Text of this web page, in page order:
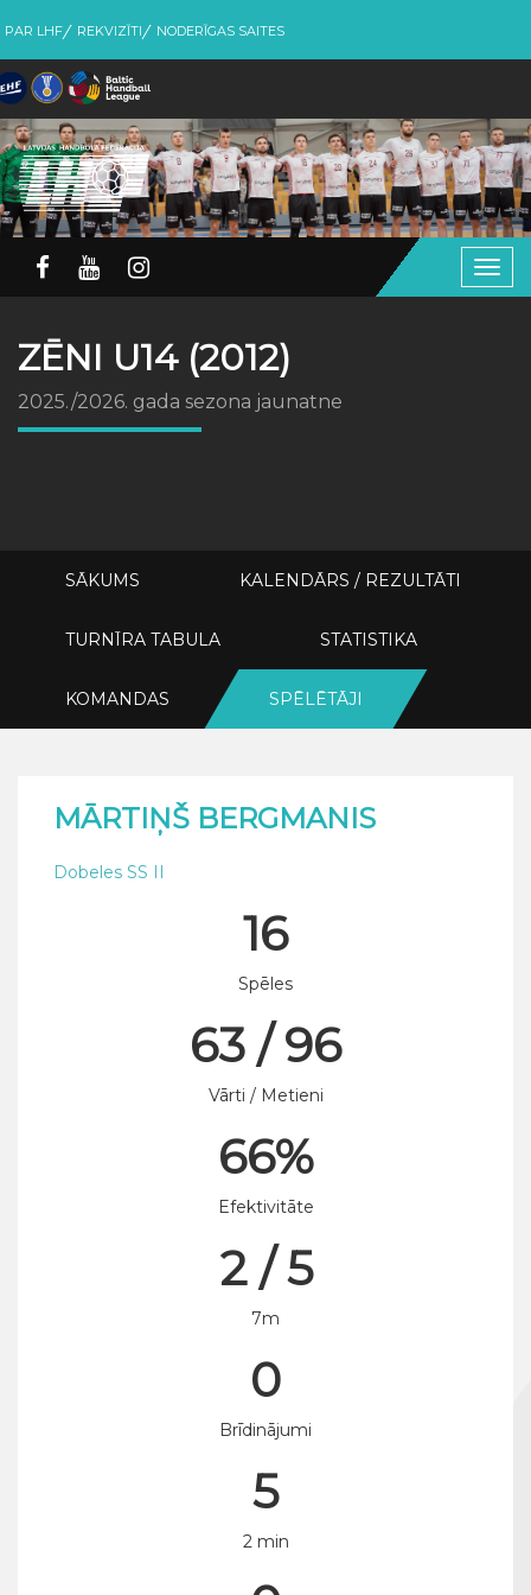
PAR LHF REKVIZĪTI NODERĪGAS SAITES
ZĒNI U14 (2012)
2025./2026. gada sezona jaunatne
SĀKUMS KALENDĀRS / REZULTĀTI
TURNĪRA TABULA STATISTIKA
KOMANDAS SPĒLĒTĀJI
MĀRTIŅŠ BERGMANIS
Dobeles SS II
16
Spēles
63 / 96
Vārti / Metieni
66%
Efektivitāte
2 / 5
7m
0
Brīdinājumi
5
2 min